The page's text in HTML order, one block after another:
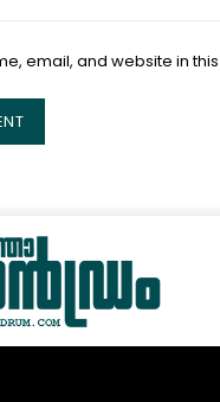
email, and website in